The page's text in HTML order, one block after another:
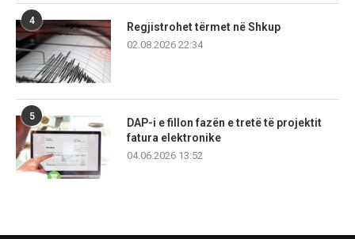
4
Regjistrohet tërmet në Shkup
02.08.2026 22:34
5
DAP-i e fillon fazën e tretë të projektit
fatura elektronike
04.06.2026 13:52